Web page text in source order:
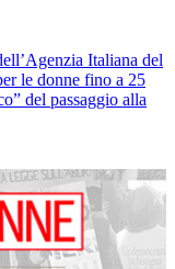
Italiana del
le donne fino a 25
del passaggio alla